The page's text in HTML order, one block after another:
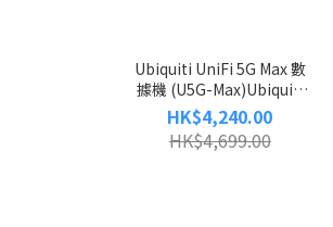
Ubiquiti UniFi 5G Max 數
據機 (U5G-Max)Ubiquiti
UniFi 5G Max 數據機
(U5G-Max)｜兩年香港行貨
保養｜全店免信用卡手續費
HK$4,240.00
HK$4,699.00